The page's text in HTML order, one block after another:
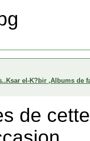
el-K?bir ,Albums de
de